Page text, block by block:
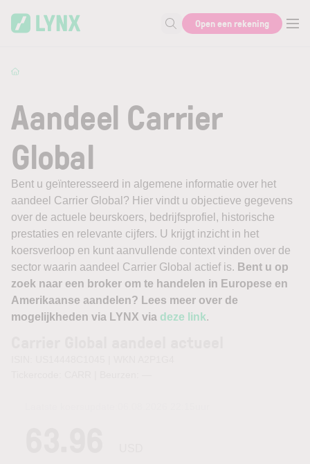
Zoek naar informatie
Open een rekening
Aandeel Carrier
Global
Bent u geïnteresseerd in algemene informatie over het
aandeel Carrier Global? Hier vindt u objectieve gegevens
over de actuele beurskoers, bedrijfsprofiel, historische
prestaties en relevante cijfers. U krijgt inzicht in het
koersverloop en kunt aanvullende context vinden over de
sector waarin aandeel Carrier Global actief is. Bent u op
zoek naar een broker om te handelen in Europese en
Amerikaanse aandelen? Lees meer over de
mogelijkheden via LYNX via deze link.